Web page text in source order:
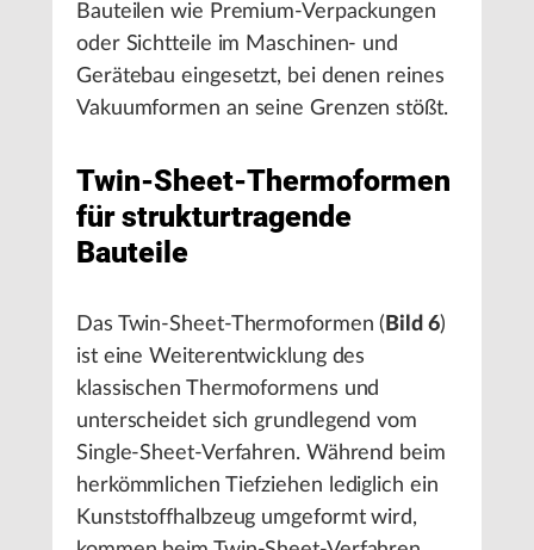
Bauteilen wie Premium-Verpackungen
oder Sichtteile im Maschinen- und
Gerätebau eingesetzt, bei denen reines
Vakuumformen an seine Grenzen stößt.
Twin-Sheet-Thermoformen
für strukturtragende
Bauteile
Das Twin-Sheet-Thermoformen ( Bild 6)
ist eine Weiterentwicklung des
klassischen Thermoformens und
unterscheidet sich grundlegend vom
Single-Sheet-Verfahren. Während beim
herkömmlichen Tiefziehen lediglich ein
Kunststoffhalbzeug umgeformt wird,